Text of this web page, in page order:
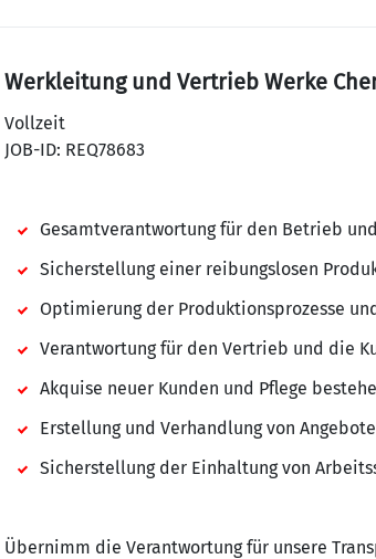
Werkleitung und Vertrieb Werke
Vollzeit
JOB-ID: REQ78683
Gesamtverantwortung für den Betrieb
Sicherstellung einer reibungslosen
Optimierung der Produktionsprozesse
Verantwortung für den Vertrieb und die
Akquise neuer Kunden und Pflege
Erstellung und Verhandlung von
Sicherstellung der Einhaltung von
Übernimm die Verantwortung für unsere